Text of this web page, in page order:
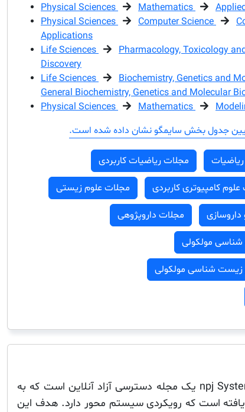
Physical Sciences Mathematics
Physical Sciences
Computer Science
Applications
Life Sciences
Pharmacology, Toxicology
Discovery
Life Sciences
Biochemistry, Genetics and
General Biochemistry, Genetics and Molecular
Physical Sciences
Mathematics
جدول بخش سایمگو نشان داده شده است.
مجلات ریاضیات کاربردی
کامپیوتری کاربردی مجلات علوم زیستی
مجلات داروپژوهی
مولکولی
زیست شناسی مولکولی
npj Systems Biology and Applications یک مجله دسترسی آزاد آنلاین است که به
است که رویکردی سیستم محور دارد. هدف این